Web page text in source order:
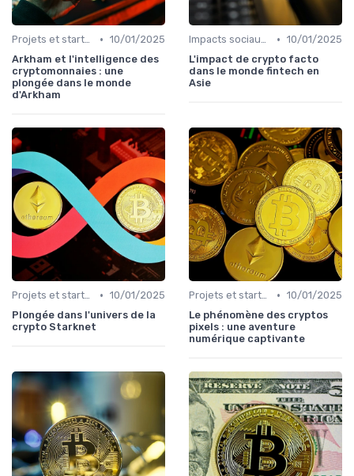
Projets et start-ups basés sur les cryptos • 10/01/2025
Arkham et l'intelligence des
cryptomonnaies : une
plongée dans le monde
d'Arkham
Impacts sociaux et économiques • 10/01/2025
L'impact de crypto facto
dans le monde fintech en
Asie
Projets et start-ups basés sur les cryptos • 10/01/2025
Plongée dans l'univers de la
crypto Starknet
Projets et start-ups basés sur les cryptos • 10/01/2025
Le phénomène des cryptos
pixels : une aventure
numérique captivante